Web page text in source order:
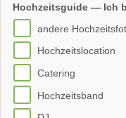
Hochzeitsguide — Ich
andere
Hochzeitslocation
Catering
Hochzeitsband